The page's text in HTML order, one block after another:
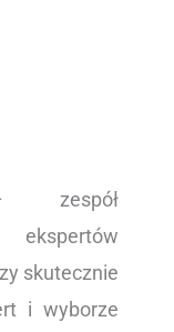
skutecznie
i wyborze